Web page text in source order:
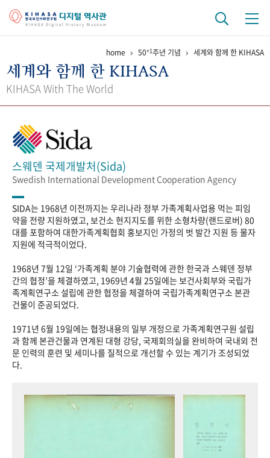
걸어온 길 기관 변천사 역대 기관장
정책과 연구 키워드로 보는 연구 역사
간행물 변천사
기록물 아카이브
사진 아카이브 문서 기록물 행정박물 영상 기록물
성과 50선 숫자로 보는 50년 50+1주년 광장
세계와 함께 한 KIHASA
VR 역사관
home 50+1주년 기념 세계와 함께 한 KIHASA
세계와 함께 한 KIHASA
KIHASA With The World
스웨덴 국제개발처(Sida)
Swedish International Development Cooperation Agency
SIDA는 1968년 이전까지는 우리나라 정부 가족계획사업용 먹는 피임
약을 전량 지원하였고, 보건소 현지지도를 위한 소형차량(랜드로버) 80
대를 포함하여 대한가족계획협회 홍보지인 가정의 벗 발간 지원 등 물자
지원에 적극적이었다.
1968년 7월 12일 ‘가족계획 분야 기술협력에 관한 한국과 스웨덴 정부
간의 협정’을 체결하였고, 1969년 4월 25일에는 보건사회부와 국립가
족계획연구소 설립에 관한 협정을 체결하여 국립가족계획연구소 본관
건물이 준공되었다.
1971년 6월 19일에는 협정내용의 일부 개정으로 가족계획연구원 설립
과 함께 본관건물과 연계된 대형 강당, 국제회의실을 완비하여 국내외 전
문 인력의 훈련 및 세미나를 질적으로 개선할 수 있는 계기가 조성되었
다.